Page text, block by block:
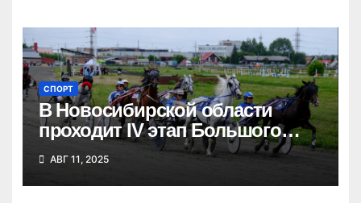
СПОРТ
В Новосибирской области
проходит IV этап Большого
Сибирского круга
АВГ 11, 2025